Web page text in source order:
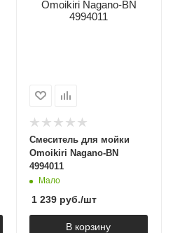
Смеситель для мойки
Omoikiri Nagano-BN
4994011
Мало
1 239руб./шт
В корзину